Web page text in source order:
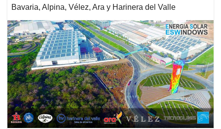
Bavaria, Alpina, Vélez, Ara y Harinera del Valle